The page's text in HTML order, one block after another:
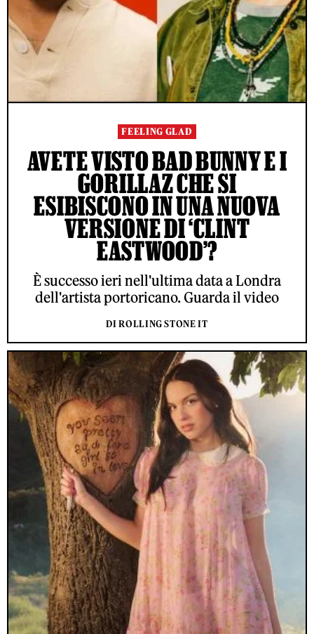
FEELING GLAD
AVETE VISTO BAD BUNNY E I
GORILLAZ CHE SI
ESIBISCONO IN UNA NUOVA
VERSIONE DI ‘CLINT
EASTWOOD’?
È successo ieri nell'ultima data a Londra
dell'artista portoricano. Guarda il video
DI ROLLING STONE IT